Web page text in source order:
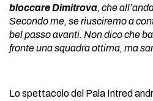
bloccare Dimitrova, che
Secondo me, se riusciremo a
bel passo avanti. Non dico che
fronte una squadra ottima, ma
Lo spettacolo del Pala Intred